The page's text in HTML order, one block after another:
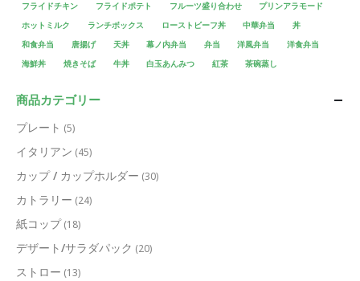
フライドチキン
フライドポテト フルーツ盛り合わせ
プリンアラモード
ホットミルク
ランチボックス ローストビーフ丼 中華弁当
丼
和食弁当
唐揚げ 天丼 幕ノ内弁当 弁当 洋風弁当
洋食弁当
海鮮丼
焼きそば 牛丼 白玉あんみつ 紅茶 茶碗蒸し
商品カテゴリー
プレート (5)
イタリアン (45)
カップ / カップホルダー (30)
カトラリー (24)
紙コップ (18)
デザート/サラダパック (20)
ストロー (13)